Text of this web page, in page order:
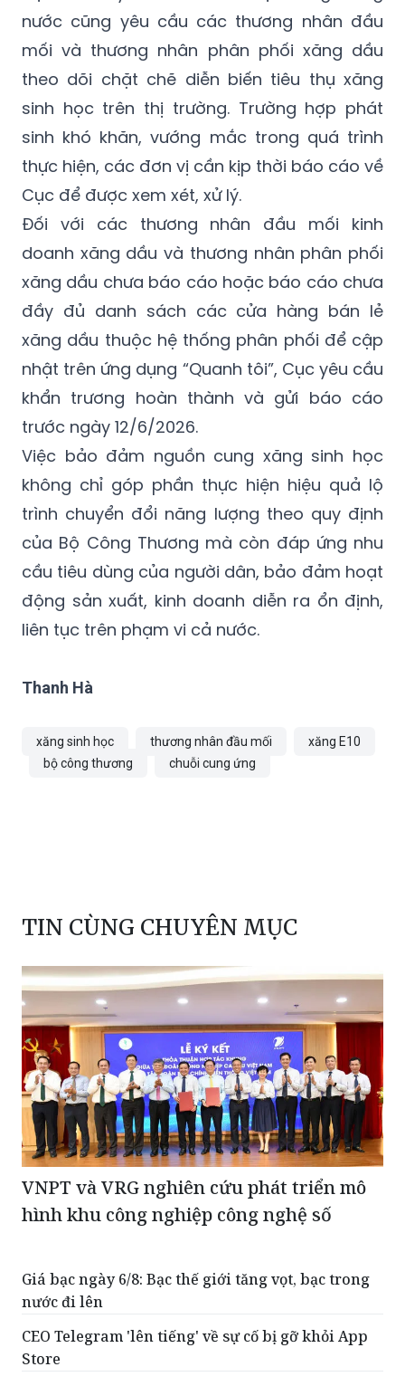
nước cũng yêu cầu các thương nhân đầu
mối và thương nhân phân phối xăng dầu
theo dõi chặt chẽ diễn biến tiêu thụ xăng
sinh học trên thị trường. Trường hợp phát
sinh khó khăn, vướng mắc trong quá trình
thực hiện, các đơn vị cần kịp thời báo cáo về
Cục để được xem xét, xử lý.
Đối với các thương nhân đầu mối kinh
doanh xăng dầu và thương nhân phân phối
xăng dầu chưa báo cáo hoặc báo cáo chưa
đầy đủ danh sách các cửa hàng bán lẻ
xăng dầu thuộc hệ thống phân phối để cập
nhật trên ứng dụng “Quanh tôi”, Cục yêu cầu
khẩn trương hoàn thành và gửi báo cáo
trước ngày 12/6/2026.
Việc bảo đảm nguồn cung xăng sinh học
không chỉ góp phần thực hiện hiệu quả lộ
trình chuyển đổi năng lượng theo quy định
của Bộ Công Thương mà còn đáp ứng nhu
cầu tiêu dùng của người dân, bảo đảm hoạt
động sản xuất, kinh doanh diễn ra ổn định,
liên tục trên phạm vi cả nước.
Thanh Hà
xăng sinh học thương nhân đầu mối
xăng E10
bộ công thương
chuỗi cung ứng
TIN CÙNG CHUYÊN MỤC
VNPT và VRG nghiên cứu phát triển mô
hình khu công nghiệp công nghệ số
Giá bạc ngày 6/8: Bạc thế giới tăng vọt, bạc trong
nước đi lên
CEO Telegram 'lên tiếng' về sự cố bị gỡ khỏi App
Store